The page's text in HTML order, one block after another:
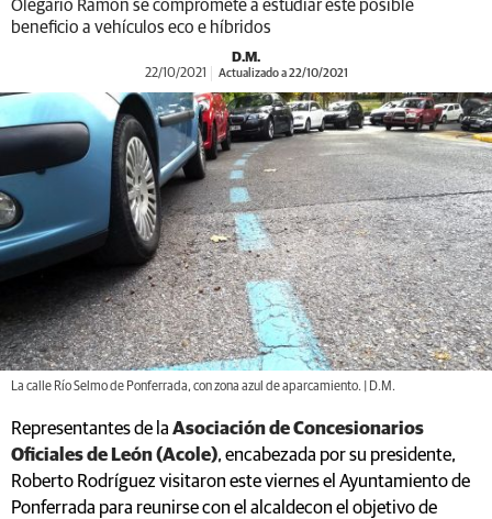
Olegario Ramón se compromete a estudiar este posible
beneficio a vehículos eco e híbridos
D.M.
22/10/2021 Actualizado a 22/10/2021
La calle Río Selmo de Ponferrada, con zona azul de aparcamiento. | D.M.
Representantes de la Asociación de Concesionarios
Oficiales de León (Acole), encabezada por su presidente,
Roberto Rodríguez visitaron este viernes el Ayuntamiento de
Ponferrada para reunirse con el alcaldecon el objetivo de